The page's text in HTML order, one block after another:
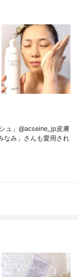
ュ」@acseine_jp皮膚
なみ」さんも愛用され